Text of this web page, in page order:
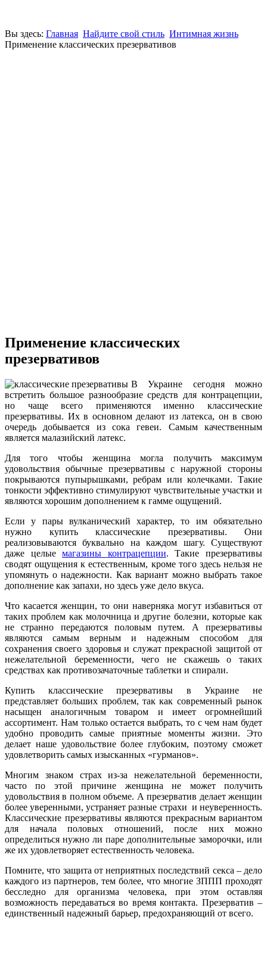
Вы здесь: Главная Найдите свой стиль Интимная жизнь
Применение классических презервативов
Применение классических
презервативов
В Украине сегодня можно
встретить большое разнообразие средств для контрацепции,
но чаще всего применяются именно классические
презервативы. Их в основном делают из латекса, он в свою
очередь добывается из сока гевеи. Самым качественным
является малазийский латекс.
Для того чтобы женщина могла получить максимум
удовольствия обычные презервативы с наружной стороны
покрываются пупырышками, ребрам или колечками. Такие
тонкости эффективно стимулируют чувствительные участки и
являются хорошим дополнением к гамме ощущений.
Если у пары вулканический характер, то им обязательно
нужно купить классические презервативы. Они
реализовываются буквально на каждом шагу. Существуют
даже целыемагазины контрацепции. Такие презервативы
сводят ощущения к естественным, кроме того здесь нельзя не
упомянуть о надежности. Как вариант можно выбрать такое
дополнение как запахи, но здесь уже дело вкуса.
Что касается женщин, то они наверняка могут избавиться от
таких проблем как молочница и другие болезни, которые как
не странно передаются половым путем. А презервативы
являются самым верным и надежным способом для
сохранения своего здоровья и служат прекрасной защитой от
нежелательной беременности, чего не скажешь о таких
средствах как противозачаточные таблетки и спирали.
Купить классические презервативы в Украине не
представляет больших проблем, так как современный рынок
насыщен аналогичным товаром и имеет огромнейший
ассортимент. Нам только остается выбрать, то с чем нам будет
удобно проводить самые приятные моменты жизни. Это
делает наше удовольствие более глубоким, поэтому сможет
удовлетворить самых изысканных «гурманов».
Многим знаком страх из-за нежелательной беременности,
часто по этой причине женщина не может получить
удовольствия в полном объеме. А презерватив делает женщин
более уверенными, устраняет разные страхи и неуверенность.
Классические презервативы являются прекрасным вариантом
для начала половых отношений, после них можно
определиться нужно ли паре дополнительные заморочки, или
же их удовлетворяет естественность человека.
Помните, что защита от неприятных последствий секса – дело
каждого из партнеров, тем более, что многие ЗППП проходят
бесследно для организма человека, при этом оставляя
возможность передаваться во время контакта. Презерватив –
единственный надежный барьер, предохраняющий от всего.